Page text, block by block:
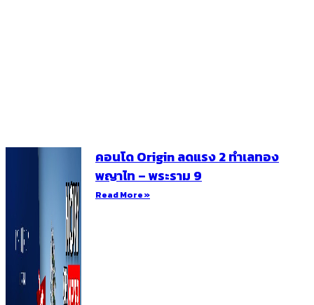
คอนโด Origin ลดแรง 2 ทำเลทอง
พญาไท – พระราม 9
Read More »